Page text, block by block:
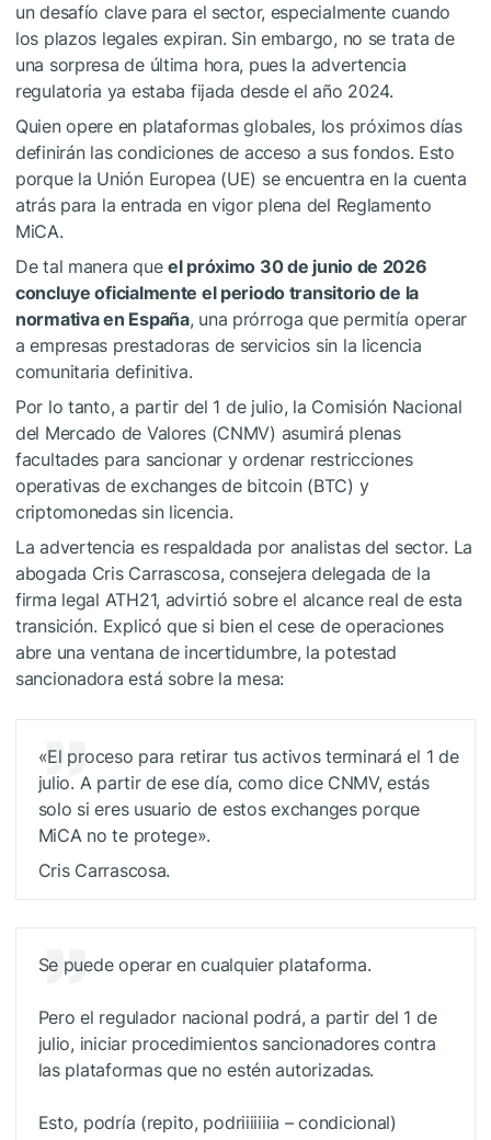
un desafío clave para el sector, especialmente cuando
los plazos legales expiran. Sin embargo, no se trata de
una sorpresa de última hora, pues la advertencia
regulatoria ya estaba fijada desde el año 2024.
Quien opere en plataformas globales, los próximos días
definirán las condiciones de acceso a sus fondos. Esto
porque la Unión Europea (UE) se encuentra en la cuenta
atrás para la entrada en vigor plena del Reglamento
MiCA.
De tal manera que el próximo 30 de junio de 2026
concluye oficialmente el periodo transitorio de la
normativa en España, una prórroga que permitía operar
a empresas prestadoras de servicios sin la licencia
comunitaria definitiva.
Por lo tanto, a partir del 1 de julio, la Comisión Nacional
del Mercado de Valores (CNMV) asumirá plenas
facultades para sancionar y ordenar restricciones
operativas de exchanges de bitcoin (BTC) y
criptomonedas sin licencia.
La advertencia es respaldada por analistas del sector. La
abogada Cris Carrascosa, consejera delegada de la
firma legal ATH21, advirtió sobre el alcance real de esta
transición. Explicó que si bien el cese de operaciones
abre una ventana de incertidumbre, la potestad
sancionadora está sobre la mesa:
«El proceso para retirar tus activos terminará el 1 de
julio. A partir de ese día, como dice CNMV, estás
solo si eres usuario de estos exchanges porque
MiCA no te protege».
Cris Carrascosa.
Se puede operar en cualquier plataforma.
Pero el regulador nacional podrá, a partir del 1 de
julio, iniciar procedimientos sancionadores contra
las plataformas que no estén autorizadas.
Esto, podría (repito, podriiiiiiia – condicional)